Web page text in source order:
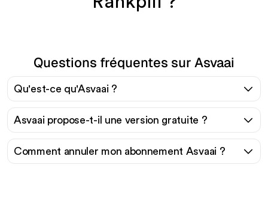
Questions fréquentes sur Asvaai
Qu'est-ce qu'Asvaai ?
Asvaai propose-t-il une version gratuite ?
Comment annuler mon abonnement Asvaai ?